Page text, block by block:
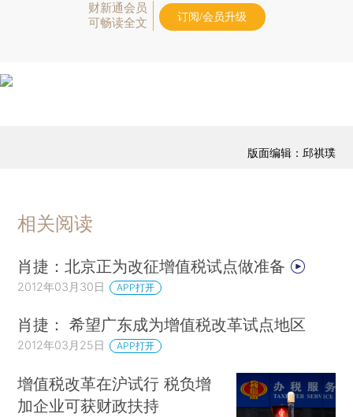
财新通会员
可畅读全文
订阅/会员升级
版面编辑：邱祺璞
相关阅读
肖捷：北京正为改征增值税试点做准备
2012年03月30日 APP打开
肖捷： 希望广东成为增值税改革试点地区
2012年03月25日 APP打开
增值税改革在沪试行 税负增
加企业可获财政扶持